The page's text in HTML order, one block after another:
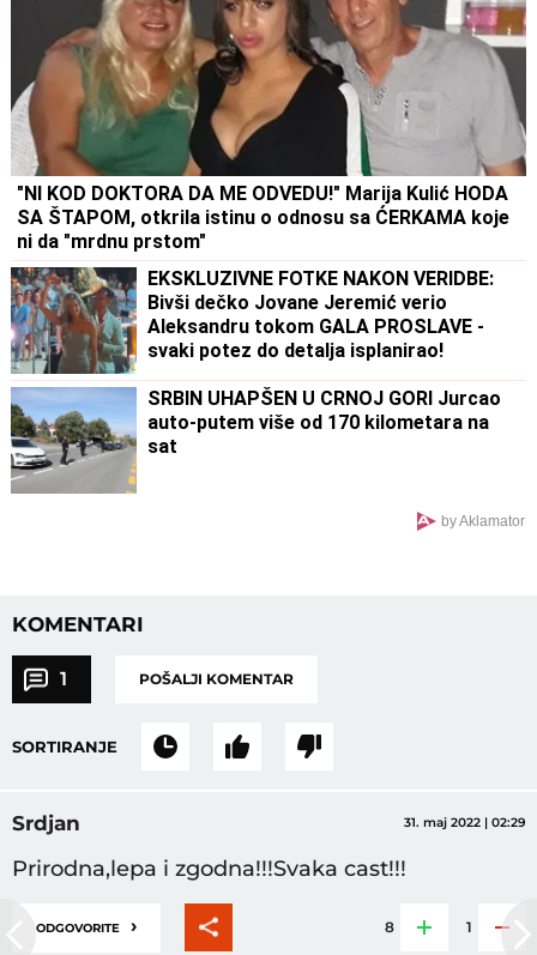
"NI KOD DOKTORA DA ME ODVEDU!" Marija Kulić HODA
SA ŠTAPOM, otkrila istinu o odnosu sa ĆERKAMA koje
ni da "mrdnu prstom"
EKSKLUZIVNE FOTKE NAKON VERIDBE:
Bivši dečko Jovane Jeremić verio
Aleksandru tokom GALA PROSLAVE -
svaki potez do detalja isplanirao!
SRBIN UHAPŠEN U CRNOJ GORI Jurcao
auto-putem više od 170 kilometara na
sat
by Aklamator
KOMENTARI
1 POŠALJI KOMENTAR
SORTIRANJE
Srdjan 31. maj 2022 | 02:29
Prirodna,lepa i zgodna!!!Svaka cast!!!
ODGOVORITE › 8 1